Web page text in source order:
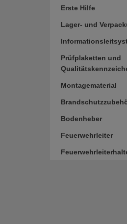
Erste Hilfe
Lager- und
Prüfplaketten und
Montagematerial
Bodenheber
Feuerwehrleiter